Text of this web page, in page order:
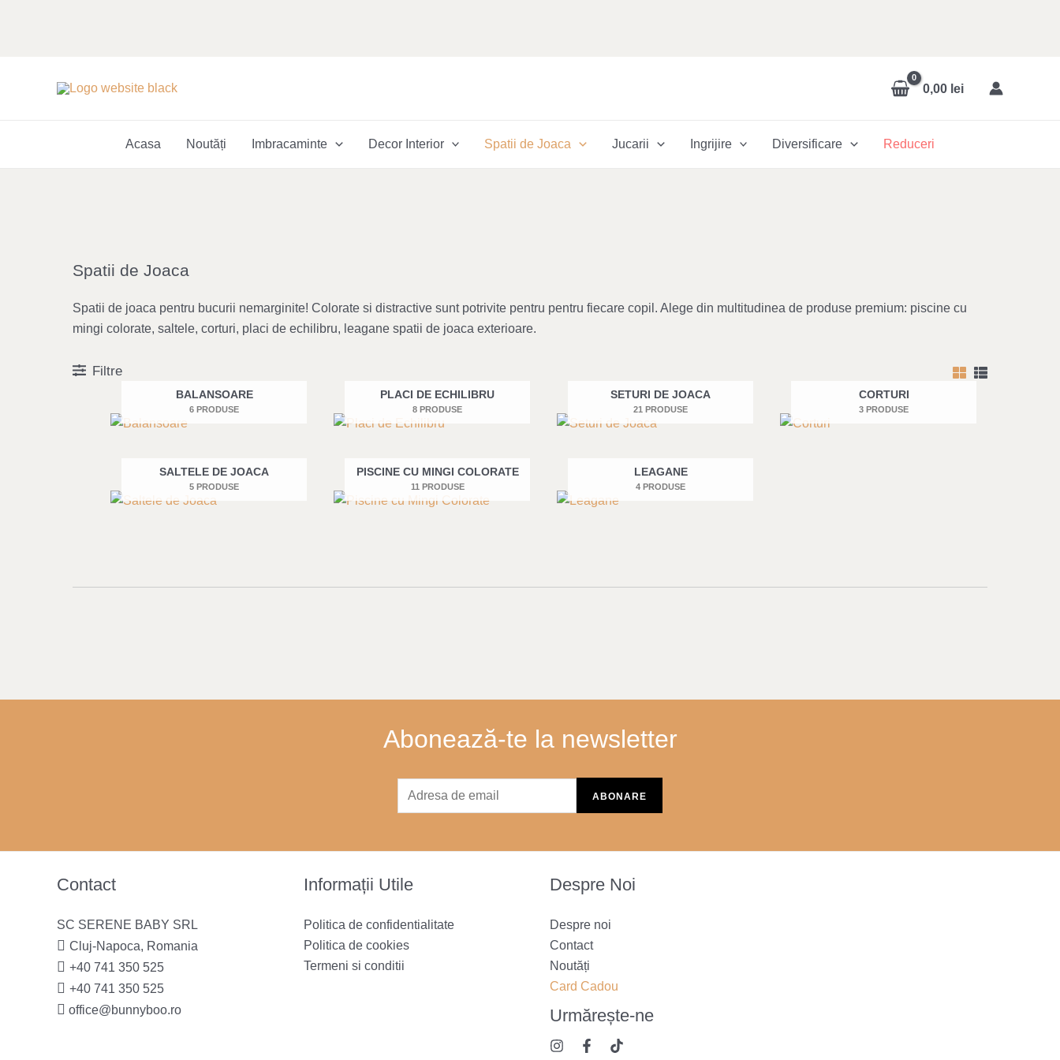
0,00 lei
Acasa Noutăți Imbracaminte Decor Interior Spatii de Joaca Jucarii Ingrijire Diversificare Reduceri
Spatii de Joaca
Spatii de joaca pentru bucurii nemarginite! Colorate si distractive sunt potrivite pentru pentru fiecare copil. Alege din multitudinea de produse premium: piscine cu
mingi colorate, saltele, corturi, placi de echilibru, leagane spatii de joaca exterioare.
Filtre
BALANSOARE
6 PRODUSE
PLACI DE ECHILIBRU
8 PRODUSE
SETURI DE JOACA
21 PRODUSE
CORTURI
3 PRODUSE
SALTELE DE JOACA
5 PRODUSE
PISCINE CU MINGI COLORATE
11 PRODUSE
LEAGANE
4 PRODUSE
Abonează-te la newsletter
Contact
SC SERENE BABY SRL
Cluj-Napoca, Romania
+40 741 350 525
+40 741 350 525
office@bunnyboo.ro
Informații Utile
Politica de confidentialitate
Politica de cookies
Termeni si conditii
Despre Noi
Despre noi
Contact
Noutăți
Card Cadou
Urmărește-ne